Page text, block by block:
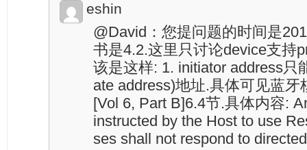
eshin
@David：您提问题的时间是
书是4.2.这里只讨论device支持
该是这样: 1. initiator address只
ate address)地址.具体可见蓝
[Vol 6, Part B]6.4节.具体内容:
instructed by the Host to use
ses shall not respond to